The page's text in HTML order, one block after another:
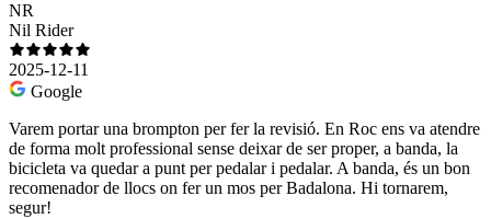
NR
Nil Rider
2025-12-11
Google
Varem portar una brompton per fer la revisió. En Roc ens va atendre
de forma molt professional sense deixar de ser proper, a banda, la
bicicleta va quedar a punt per pedalar i pedalar. A banda, és un bon
recomenador de llocs on fer un mos per Badalona. Hi tornarem,
segur!